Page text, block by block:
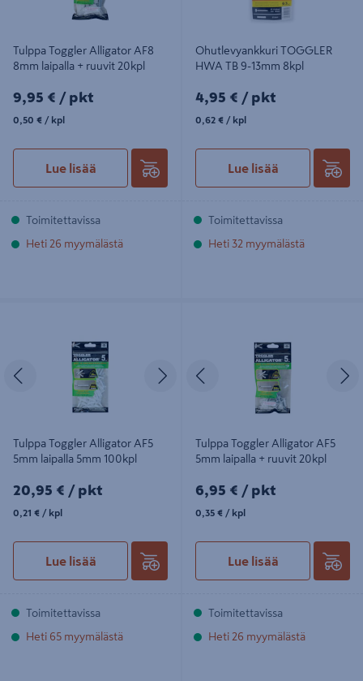
Tulppa Toggler Alligator AF8
8mm laipalla + ruuvit 20kpl
9,95€/pkt
9,95 € / pkt
0,50€/kpl
0,50 € / kpl
Lue lisää
Toimitettavissa
Heti 26 myymälästä
Ohutlevyankkuri TOGGLER
HWA TB 9-13mm 8kpl
4,95€/pkt
4,95 € / pkt
0,62€/kpl
0,62 € / kpl
Lue lisää
Toimitettavissa
Heti 32 myymälästä
Edellinen Seuraava
Tulppa Toggler Alligator AF5
5mm laipalla 5mm 100kpl
20,95€/pkt
20,95 € / pkt
0,21€/kpl
0,21 € / kpl
Lue lisää
Toimitettavissa
Heti 65 myymälästä
Edellinen
Tulppa Toggler Alligator AF5
5mm laipalla + ruuvit 20kpl
6,95€/pkt
6,95 € / pkt
0,35€/kpl
0,35 € / kpl
Lue lisää
Toimitettavissa
Heti 26 myymälästä